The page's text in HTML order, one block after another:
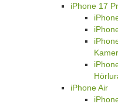
iPhone 17
iPhone Air